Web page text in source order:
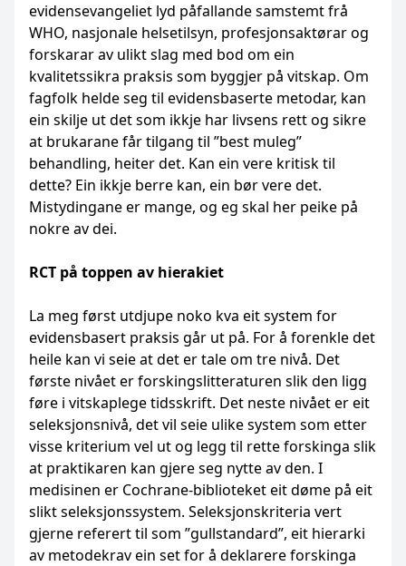
evidensevangeliet lyd påfallande samstemt frå
WHO, nasjonale helsetilsyn, profesjonsaktørar og
forskarar av ulikt slag med bod om ein
kvalitetssikra praksis som byggjer på vitskap. Om
fagfolk helde seg til evidensbaserte metodar, kan
ein skilje ut det som ikkje har livsens rett og sikre
at brukarane får tilgang til ”best muleg”
behandling, heiter det. Kan ein vere kritisk til
dette? Ein ikkje berre kan, ein bør vere det.
Mistydingane er mange, og eg skal her peike på
nokre av dei.
RCT på toppen av hierakiet
La meg først utdjupe noko kva eit system for
evidensbasert praksis går ut på. For å forenkle det
heile kan vi seie at det er tale om tre nivå. Det
første nivået er forskingslitteraturen slik den ligg
føre i vitskaplege tidsskrift. Det neste nivået er eit
seleksjonsnivå, det vil seie ulike system som etter
visse kriterium vel ut og legg til rette forskinga slik
at praktikaren kan gjere seg nytte av den. I
medisinen er Cochrane-biblioteket eit døme på eit
slikt seleksjonssystem. Seleksjonskriteria vert
gjerne referert til som ”gullstandard”, eit hierarki
av metodekrav ein set for å deklarere forskinga